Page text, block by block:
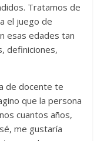
Tratamos de
el juego de
esas edades tan
definiciones,
de docente te
que la persona
cuantos años,
me gustaría